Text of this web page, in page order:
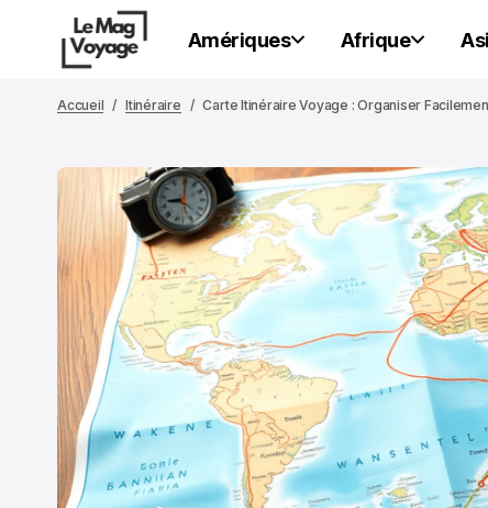
Amériques Afrique
Accueil Itinéraire Carte Itinéraire Voyage : Organiser